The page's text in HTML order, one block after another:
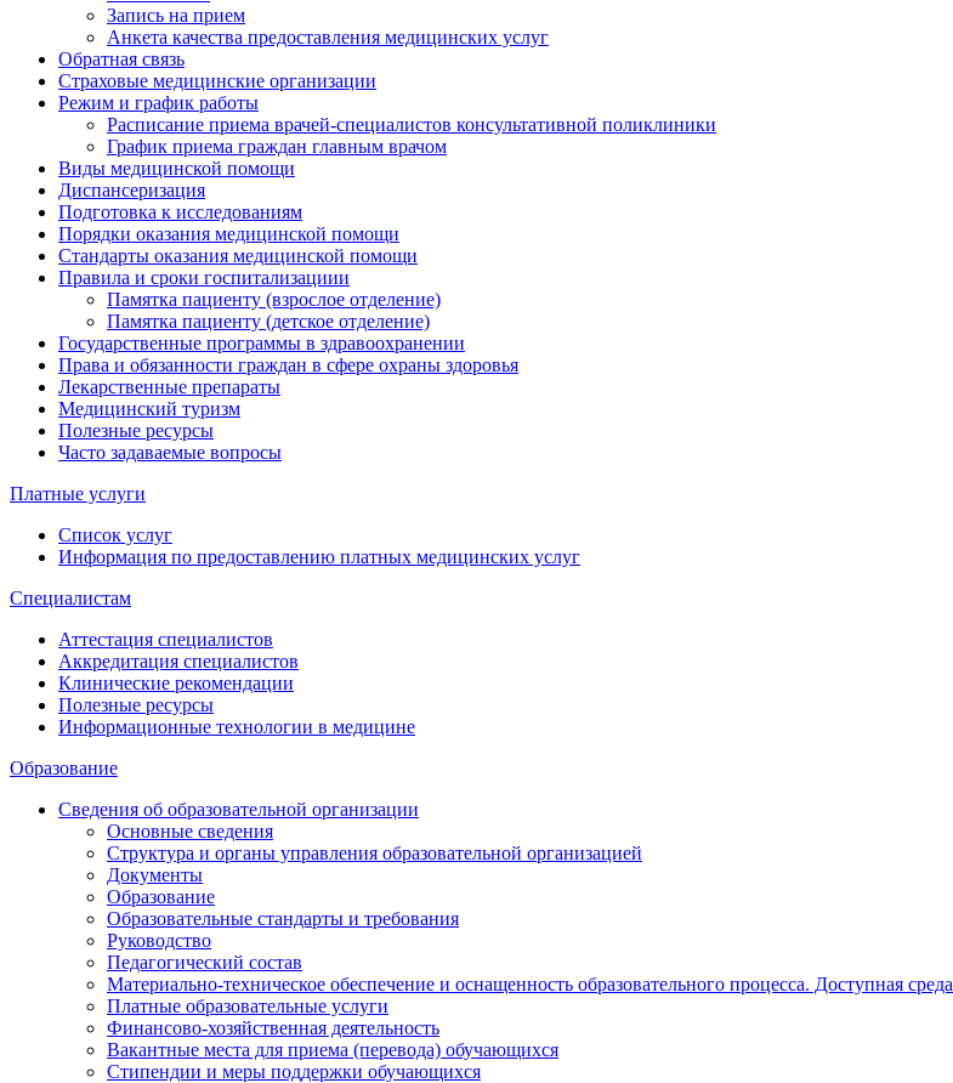
Запись на прием
Анкета качества предоставления медицинских услуг
Обратная связь
Страховые медицинские организации
Режим и график работы
Расписание приема врачей-специалистов консультативной поликлиники
График приема граждан главным врачом
Виды медицинской помощи
Диспансеризация
Подготовка к исследованиям
Порядки оказания медицинской помощи
Стандарты оказания медицинской помощи
Правила и сроки госпитализациии
Памятка пациенту (взрослое отделение)
Памятка пациенту (детское отделение)
Государственные программы в здравоохранении
Права и обязанности граждан в сфере охраны здоровья
Лекарственные препараты
Медицинский туризм
Полезные ресурсы
Часто задаваемые вопросы
Платные услуги
Список услуг
Информация по предоставлению платных медицинских услуг
Специалистам
Аттестация специалистов
Аккредитация специалистов
Клинические рекомендации
Полезные ресурсы
Информационные технологии в медицине
Образование
Сведения об образовательной организации
Основные сведения
Структура и органы управления образовательной организацией
Документы
Образование
Образовательные стандарты и требования
Руководство
Педагогический состав
Материально-техническое обеспечение и оснащенность образовательного процесса. Доступная среда
Платные образовательные услуги
Финансово-хозяйственная деятельность
Вакантные места для приема (перевода) обучающихся
Стипендии и меры поддержки обучающихся